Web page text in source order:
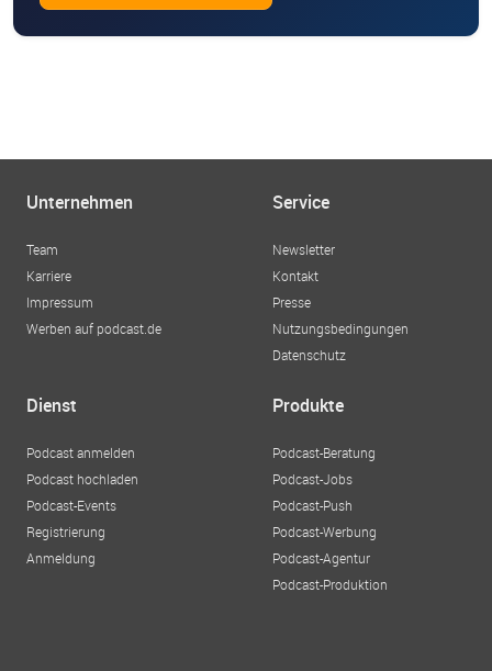
Unternehmen
Team
Karriere
Impressum
Werben auf podcast.de
Service
Newsletter
Kontakt
Presse
Nutzungsbedingungen
Datenschutz
Dienst
Podcast anmelden
Podcast hochladen
Podcast-Events
Registrierung
Anmeldung
Produkte
Podcast-Beratung
Podcast-Jobs
Podcast-Push
Podcast-Werbung
Podcast-Agentur
Podcast-Produktion